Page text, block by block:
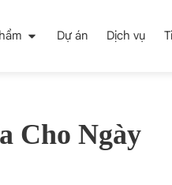
Dự án Dịch vụ
Cho Ngày